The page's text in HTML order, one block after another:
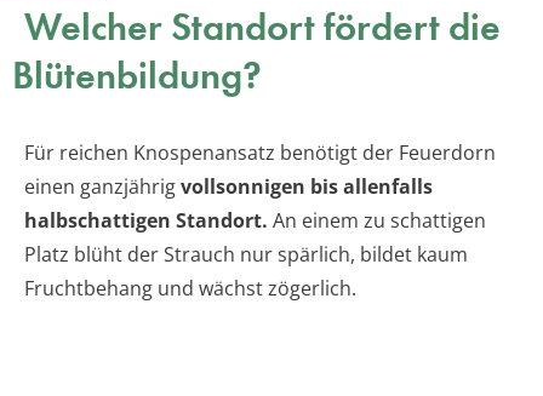
Welcher Standort fördert die
Blütenbildung?
Für reichen Knospenansatz benötigt der Feuerdorn
einen ganzjährigvollsonnigen bis allenfalls
halbschattigen Standort. An einem zu schattigen
Platz blüht der Strauch nur spärlich, bildet kaum
Fruchtbehang und wächst zögerlich.